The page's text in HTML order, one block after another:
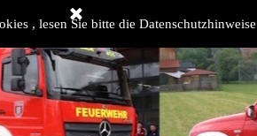
, lesen Sie bitte die